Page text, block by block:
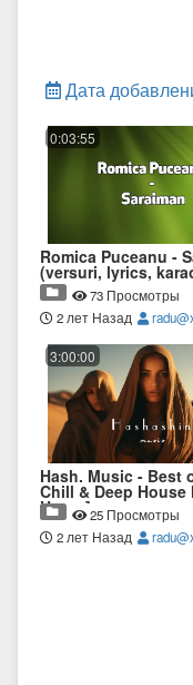
Дата
0:03:55
Romica Puceanu -
(versuri, lyrics,
73 Просмотры
2 лет Назад
3:00:00
Hash. Music - Best
Chill & Deep House
Hours]25 Просмотры
2 лет Назад